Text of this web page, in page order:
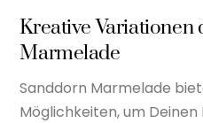
Kreative Variationen
Marmelade
Sanddorn Marmelade
Möglichkeiten, um